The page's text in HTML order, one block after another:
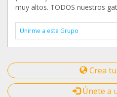
muy altos. TODOS nuestros
Unirme a este Grupo
Crea
Únete a